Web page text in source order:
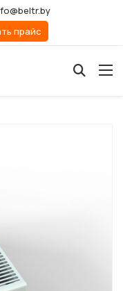
прайс